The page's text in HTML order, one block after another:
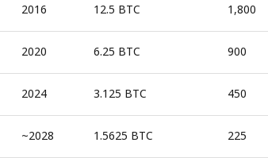
2016 12.5 BTC 1,800
2020 6.25 BTC 900
2024 3.125 BTC 450
~2028 1.5625 BTC 225